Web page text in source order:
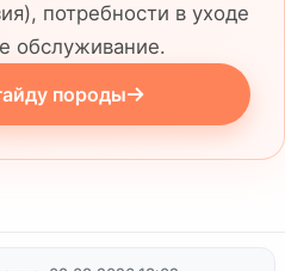
потребности в уходе
обслуживание.
породы